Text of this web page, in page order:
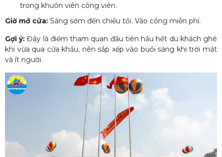
trong khuôn viên công viên.
Giờ mở cửa: Sáng sớm đến chiều tối. Vào cổng miễn phí.
Gợi ý:Đây là điểm tham quan đầu tiên hầu hết du khách ghé
khi vừa qua cửa khẩu, nên sắp xếp vào buổi sáng khi trời mát
và ít người.